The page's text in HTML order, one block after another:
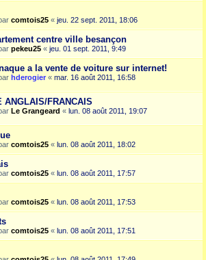
comtois25 « jeu. 22 sept. 2011, 18:06
centre ville besançon
pekeu25 « jeu. 01 sept. 2011, 9:49
a la vente de voiture sur internet!
hderogier « mar. 16 août 2011, 16:58
ANGLAIS/FRANCAIS
Le Grangeard « lun. 08 août 2011, 19:07
comtois25 « lun. 08 août 2011, 18:02
comtois25 « lun. 08 août 2011, 17:57
comtois25 « lun. 08 août 2011, 17:53
comtois25 « lun. 08 août 2011, 17:51